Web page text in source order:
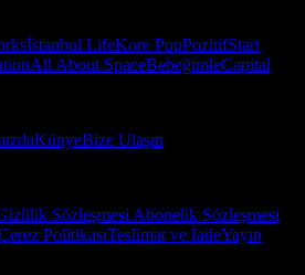
İstanbul LifeKore PopPozitifStart
All About SpaceBebeğimleCapital
KünyeBize Ulaşın
Sözleşmesi Abonelik Sözleşmesi
PolitikasıTeslimat ve İadeYayın